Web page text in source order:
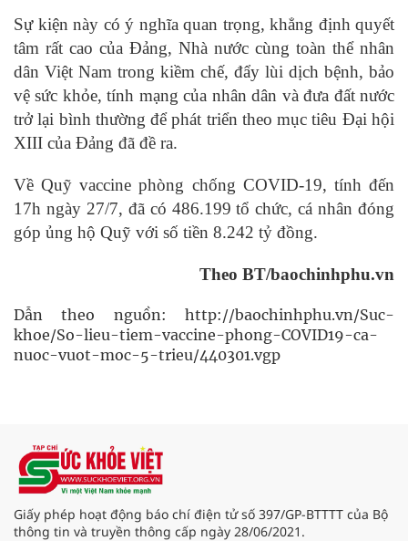
Sự kiện này có ý nghĩa quan trọng, khẳng định quyết
tâm rất cao của Đảng, Nhà nước cùng toàn thể nhân
dân Việt Nam trong kiềm chế, đẩy lùi dịch bệnh, bảo
vệ sức khỏe, tính mạng của nhân dân và đưa đất nước
trở lại bình thường để phát triển theo mục tiêu Đại hội
XIII của Đảng đã đề ra.
Về Quỹ vaccine phòng chống COVID-19, tính đến
17h ngày 27/7, đã có 486.199 tổ chức, cá nhân đóng
góp ủng hộ Quỹ với số tiền 8.242 tỷ đồng.
Theo BT/baochinhphu.vn
Dẫn theo nguồn: http://baochinhphu.vn/Suc-
khoe/So-lieu-tiem-vaccine-phong-COVID19-ca-
nuoc-vuot-moc-5-trieu/440301.vgp
Giấy phép hoạt động báo chí điện tử số 397/GP-BTTTT của Bộ
thông tin và truyền thông cấp ngày 28/06/2021.